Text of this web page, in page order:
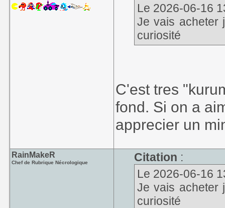
Le 2026-06-16
Je vais acheter
curiosité
C'est tres
fond. Si on a
apprecier un
RainMakeR
Chef de Rubrique Nécrologique Citation :
Le 2026-06-16
Je vais acheter
curiosité